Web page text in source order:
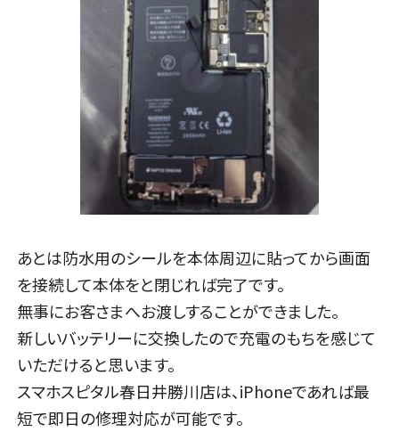
あとは防水用のシールを本体周辺に貼ってから画面
を接続して本体をと閉じれば完了です。
無事にお客さまへお渡しすることができました。
新しいバッテリーに交換したので充電のもちを感じて
いただけると思います。
スマホスピタル春日井勝川店は、iPhoneであれば最
短で即日の修理対応が可能です。